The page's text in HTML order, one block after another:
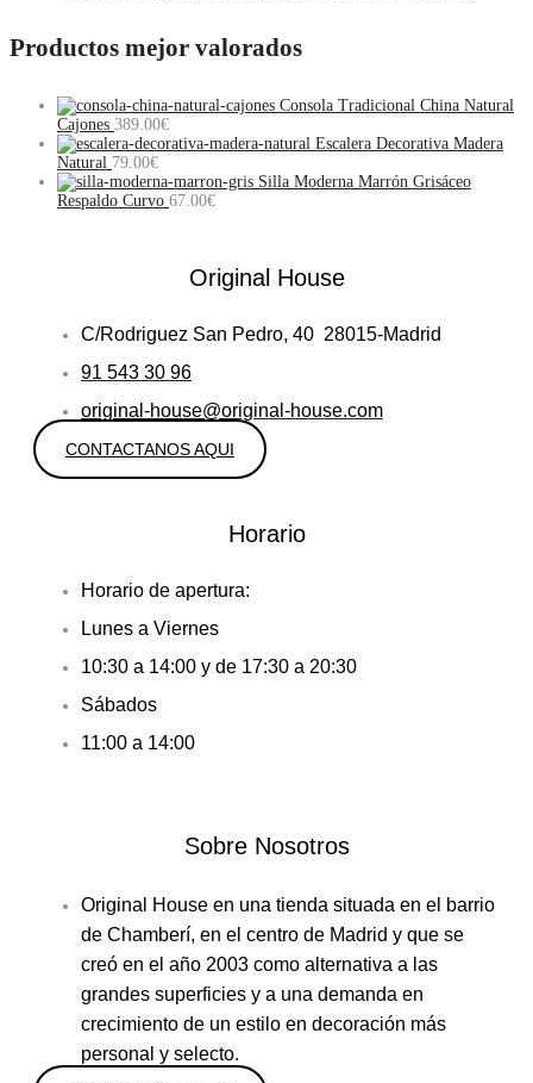
Productos mejor valorados
Consola Tradicional China Natural
Cajones 389.00€
Escalera Decorativa Madera
Natural 79.00€
Silla Moderna Marrón Grisáceo
Respaldo Curvo 67.00€
Original House
C/Rodriguez San Pedro, 40 28015-Madrid
91 543 30 96
original-house@original-house.com
CONTACTANOS AQUI
Horario
Horario de apertura:
Lunes a Viernes
10:30 a 14:00 y de 17:30 a 20:30
Sábados
11:00 a 14:00
Sobre Nosotros
Original House en una tienda situada en el barrio
de Chamberí, en el centro de Madrid y que se
creó en el año 2003 como alternativa a las
grandes superficies y a una demanda en
crecimiento de un estilo en decoración más
personal y selecto.